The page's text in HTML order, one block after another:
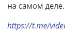
на самом
https://t.me/